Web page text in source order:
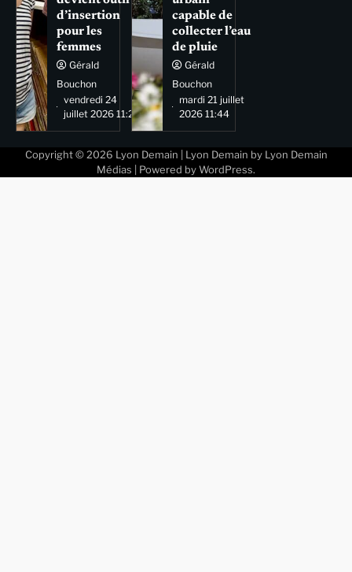
d’insertion
pour les
femmes
Gérald
Bouchon
vendredi 24
juillet 2026 11:29
capable de
collecter l’eau
de pluie
Gérald
Bouchon
mardi 21 juillet
2026 11:44
Copyright © 2026 Lyon Demain | Lyon Demain by Lyon Demain
Médias | Powered by WordPress.